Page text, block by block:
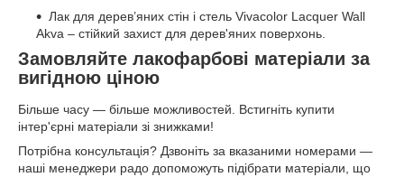
Лак для дерев’яних стін і стель Vivacolor Lacquer Wall
Akva – стійкий захист для дерев'яних поверхонь.
Замовляйте лакофарбові матеріали за
вигідною ціною
Більше часу — більше можливостей. Встигніть купити
інтер'єрні матеріали зі знижками!
Потрібна консультація? Дзвоніть за вказаними номерами —
наші менеджери радо допоможуть підібрати матеріали, що